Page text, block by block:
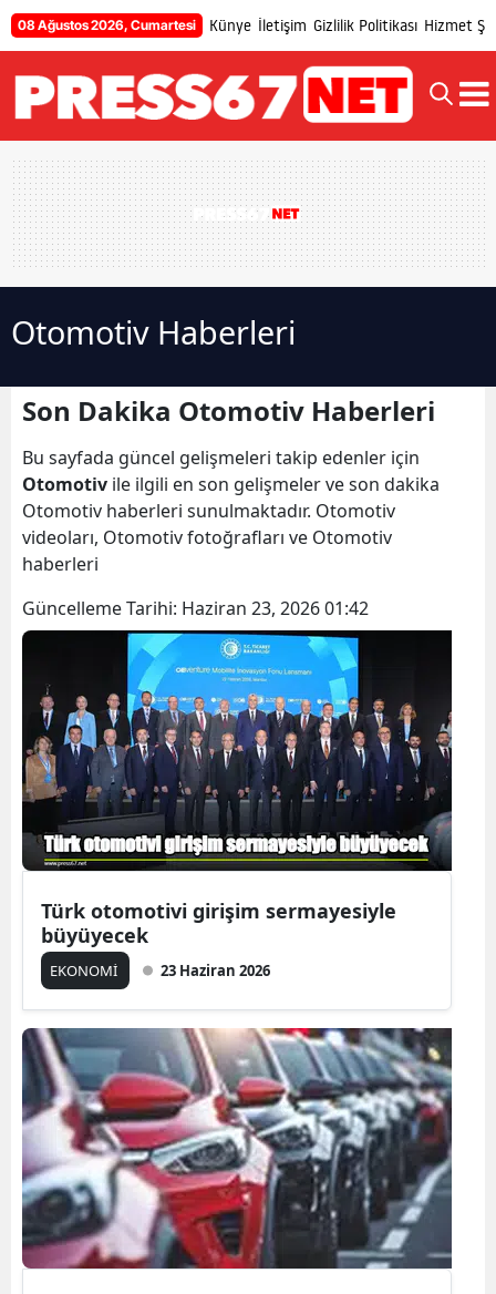
08 Ağustos 2026, Cumartesi Künye İletişim Gizlilik Politikası Hizmet
Otomotiv Haberleri
Son Dakika Otomotiv Haberleri
Bu sayfada güncel gelişmeleri takip edenler için
Otomotiv ile ilgili en son gelişmeler ve son dakika
Otomotiv haberleri sunulmaktadır. Otomotiv
videoları, Otomotiv fotoğrafları ve Otomotiv
haberleri
Güncelleme Tarihi: Haziran 23, 2026 01:42
Türk otomotivi girişim sermayesiyle
büyüyecek
EKONOMİ 23 Haziran 2026